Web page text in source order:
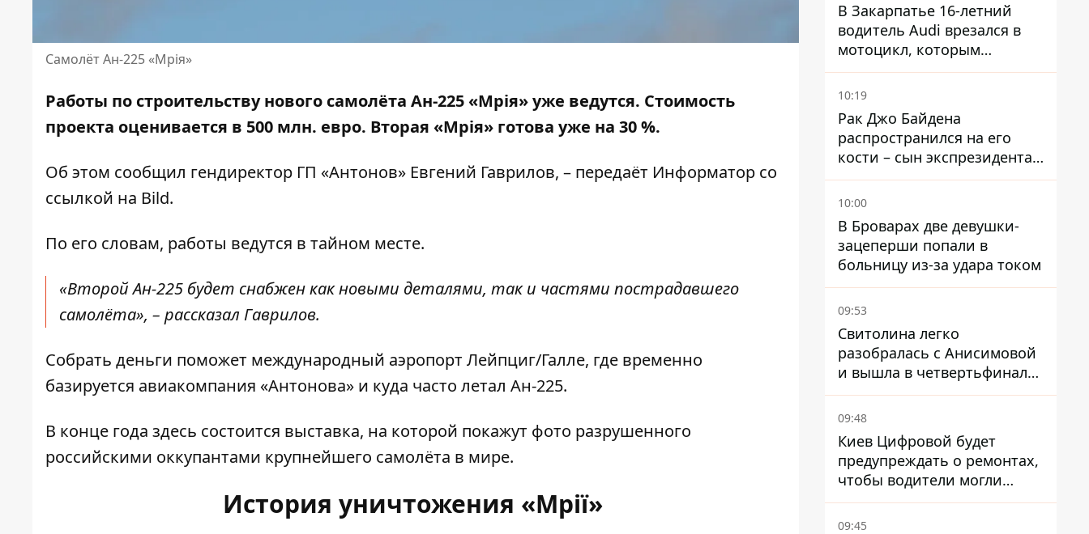
Самолёт Ан-225 «Мрія»
Работы по строительству нового самолёта Ан-225 «Мрія» уже ведутся. Стоимость
проекта оценивается в 500 млн. евро. Вторая «Мрія» готова уже на 30 %.
Об этом сообщил гендиректор ГП «Антонов» Евгений Гаврилов, – передаёт Информатор со
ссылкой на Bild.
По его словам, работы ведутся в тайном месте.
«Второй Ан-225 будет снабжен как новыми деталями, так и частями пострадавшего
самолёта», – рассказал Гаврилов.
Собрать деньги поможет международный аэропорт Лейпциг/Галле, где временно
базируется авиакомпания «Антонова» и куда часто летал Ан-225.
В конце года здесь состоится выставка, на которой покажут фото разрушенного
российскими оккупантами крупнейшего самолёта в мире.
История уничтожения «Мрії»
В Закарпатье 16-летний
водитель Audi врезался в
мотоцикл, которым
управлял 10-летний
мальчик
10:19
Рак Джо Байдена
распространился на его
кости – сын экспрезидента
США рассказал, что болезнь
отца прогрессирует
10:00
В Броварах две девушки-
зацеперши попали в
больницу из-за удара током
09:53
Свитолина легко
разобралась с Анисимовой
и вышла в четвертьфинал
турнира в Торонто
09:48
Киев Цифровой будет
предупреждать о ремонтах,
чтобы водители могли
избегать участков с
пробками
09:45